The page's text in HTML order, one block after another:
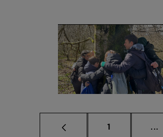
Página
1 ...